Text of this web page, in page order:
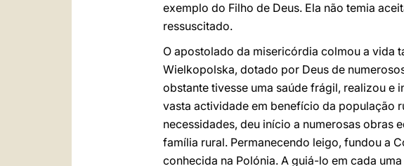
exemplo do Filho de Deus. Ela não temia
ressuscitado.
O apostolado da misericórdia colmou a vida
Wielkopolska, dotado por Deus de
obstante tivesse uma saúde frágil, realizou e
vasta actividade em benefício da população
necessidades, deu início a numerosas obras
família rural. Permanecendo leigo, fundou a
conhecida na Polónia. A guiá-lo em cada